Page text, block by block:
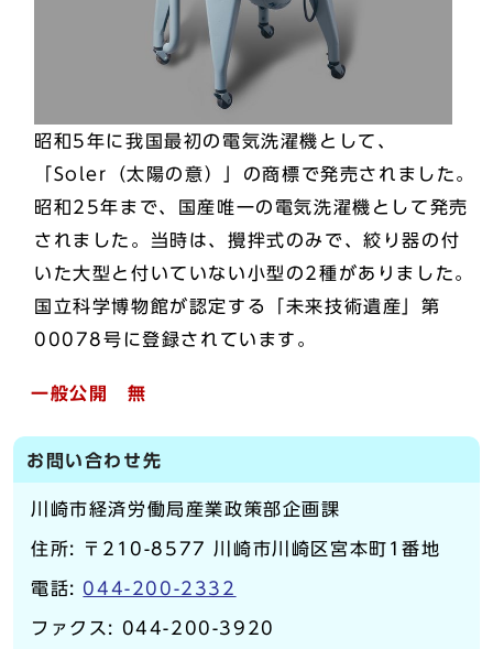
昭和5年に我国最初の電気洗濯機として、
「Soler（太陽の意）」の商標で発売されました。
昭和25年まで、国産唯一の電気洗濯機として発売
されました。当時は、攪拌式のみで、絞り器の付
いた大型と付いていない小型の2種がありました。
国立科学博物館が認定する「未来技術遺産」第
00078号に登録されています。
一般公開 無
お問い合わせ先
川崎市経済労働局産業政策部企画課
住所: 〒210-8577 川崎市川崎区宮本町1番地
電話: 044-200-2332
ファクス: 044-200-3920